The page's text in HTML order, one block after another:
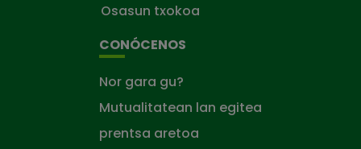
Osasun txokoa
CONÓCENOS
Nor gara gu?
Mutualitatean lan egitea
prentsa aretoa